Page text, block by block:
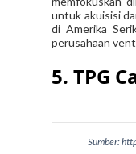
untuk akuisisi
di Amerika
perusahaan
5. TPG
Sumber: